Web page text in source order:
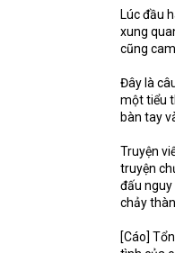
Lúc đầu
xung
cũng
Đây là
một tiểu
bàn tay
Truyện
truyện
đấu
chảy
[Cáo]